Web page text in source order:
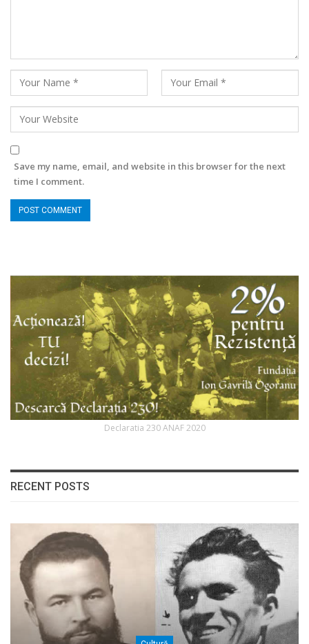
Save my name, email, and website in this browser for the next
time I comment.
Declaratia 230 ANAF 2020
RECENT POSTS